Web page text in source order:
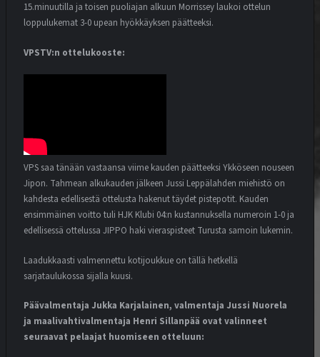
15.minuutilla ja toisen puoliajan alkuun Morrissey laukoi ottelun
loppulukemat 3-0 upean hyökkäyksen päätteeksi.
VPSTV:n ottelukooste:
VPS saa tänään vastaansa viime kauden päätteeksi Ykköseen nouseen
Jipon. Tahmean alkukauden jälkeen Jussi Leppälahden miehistö on
kahdesta edellisestä ottelusta hakenut täydet pistepotit. Kauden
ensimmäinen voitto tuli HJK Klubi 04:n kustannuksella numeroin 1-0 ja
edellisessä ottelussa JIPPO haki vieraspisteet Turusta samoin lukemin.
Laadukkaasti valmennettu kotijoukkue on tällä hetkellä
sarjataulukossa sijalla kuusi.
Päävalmentaja Jukka Karjalainen, valmentaja Jussi Nuorela
ja maalivahtivalmentaja Henri Sillanpää ovat valinneet
seuraavat pelaajat huomiseen otteluun: